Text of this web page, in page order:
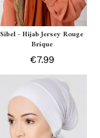
Sibel - Hijab Jersey Rouge
Brique
€7.99